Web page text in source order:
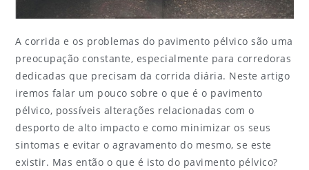
A corrida e os problemas do pavimento pélvico são uma
preocupação constante, especialmente para corredoras
dedicadas que precisam da corrida diária. Neste artigo
iremos falar um pouco sobre o que é o pavimento
pélvico, possíveis alterações relacionadas com o
desporto de alto impacto e como minimizar os seus
sintomas e evitar o agravamento do mesmo, se este
existir. Mas então o que é isto do pavimento pélvico?